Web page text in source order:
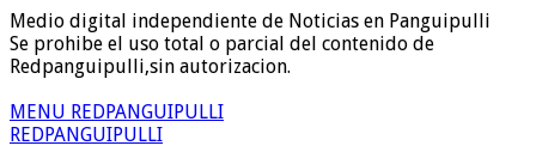
Medio digital independiente de Noticias en Panguipulli
Se prohibe el uso total o parcial del contenido de
Redpanguipulli,sin autorizacion.
MENU REDPANGUIPULLI
REDPANGUIPULLI